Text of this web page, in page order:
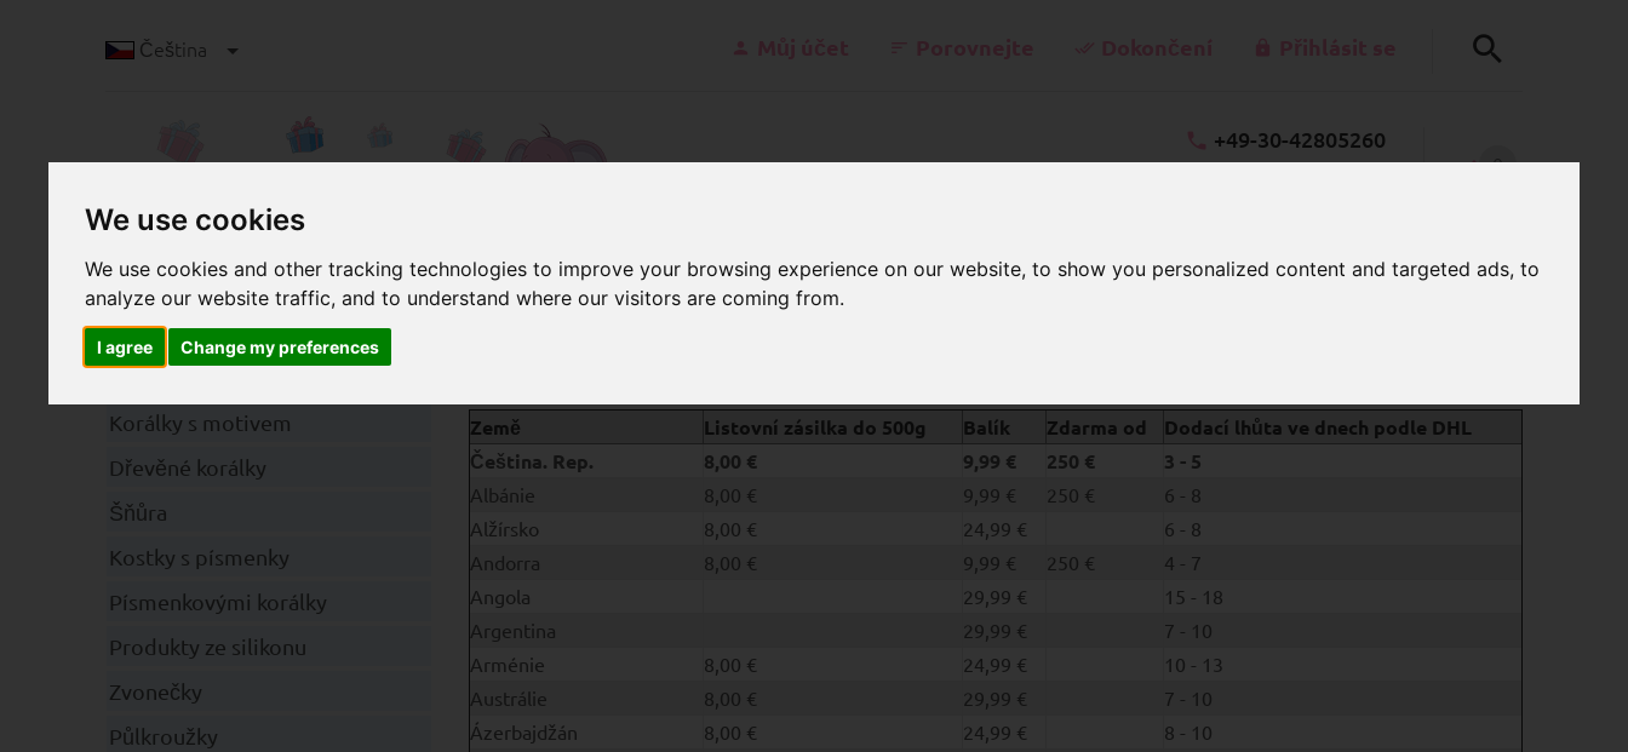
We use cookies
We use cookies and other tracking technologies to improve your browsing experience on our website, to show you personalized content and targeted ads, to
analyze our website traffic, and to understand where our visitors are coming from.
I agree Change my preferences
Čeština
0
+49-30-42805260
Přepravní poplatky
Země Listovní zásilka do 500g Balík Zdarma od
Dodací lhůta ve dnech podle DHL
Čeština. Rep.
8,00 € 9,99 € 250 € 3 - 5
Albánie 8,00 € 9,99 € 250 €
6 - 8
Alžírsko
8,00 € 24,99 €
6 - 8
Andorra
8,00 € 9,99 € 250 €
4 - 7
Angola
29,99 €
15 - 18
Argentina
29,99 €
7 - 10
Arménie
8,00 € 24,99 €
10 - 13
Austrálie
8,00 € 29,99 €
7 - 10
Ázerbajdžán
8,00 € 24,99 €
8 - 10
Korálky s motivem
Dřevěné korálky
Šňůra
Kostky s písmenky
Písmenkovými korálky
Produkty ze silikonu
Zvonečky
Půlkroužky